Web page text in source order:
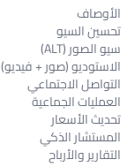
الأوصاف
تحسين السيو
سيو الصور (ALT)
الاستوديو (صور + فيديو)
التواصل الاجتماعي
العمليات الجماعية
تحديث الأسعار
المستشار الذكي
التقارير والأرباح